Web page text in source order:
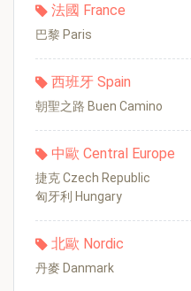
法國 France
巴黎 Paris
西班牙 Spain
朝聖之路 Buen Camino
中歐 Central Europe
捷克 Czech Republic
匈牙利 Hungary
北歐 Nordic
丹麥 Danmark